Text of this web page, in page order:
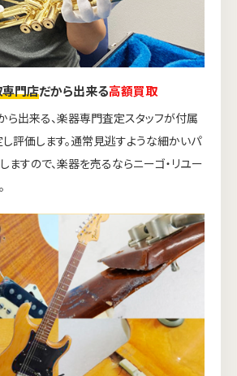
門店だから出来る高額買取
出来る、楽器専門査定スタッフが付属
評価します。通常見逃すような細かいパ
ますので、楽器を売るならニーゴ・リユー